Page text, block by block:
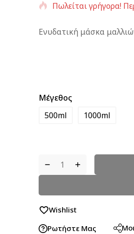
Πωλείται γρήγορα!
Ενυδατική μάσκα
Μέγεθος
500ml
1000ml
Wishlist
Ρωτήστε Μας